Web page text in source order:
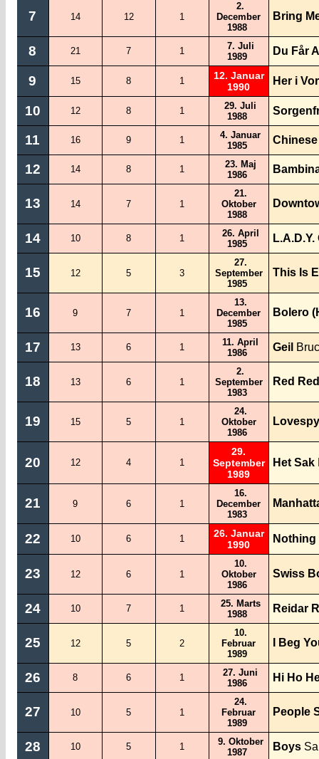
7 14 12 1
2.
December
1988
Bring
8 21 7 1
7. Juli
1989
Du Får
9 15 8 1
12. Januar
1990
Her i
10 12 8 1
29. Juli
1988
11 16 9 1
4. Januar
1985
12 14 8 1
23. Maj
1986
13 14 7 1
21.
Oktober
1988
14 10 8 1
26. April
1985
L.A.D.Y.
15 12 5 3
27.
September
1985
This Is
16 9 7 1
13.
December
1985
Bolero
17 13 6 1
11. April
1986
Geil
18 13 6 1
2.
September
1983
Red
19 15 5 1
24.
Oktober
1986
Lovespy
20 12 4 1
29.
September
1989
Het Sak
21 9 6 1
16.
December
1983
22 10 6 1
26. Januar
1990
Nothing
23 12 6 1
10.
Oktober
1986
Swiss
24 10 7 1
25. Marts
1988
Reidar
25 12 5 2
10.
Februar
1989
I Beg
26 8 6 1
27. Juni
1986
Hi Ho
27 10 5 1
24.
Februar
1989
People
28 10 5 1
9. Oktober
1987
Boys